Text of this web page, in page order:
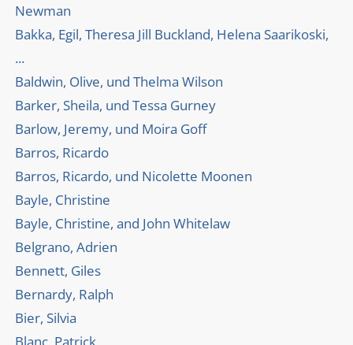
Newman
Bakka, Egil, Theresa Jill Buckland, Helena Saarikoski,
...
Baldwin, Olive, und Thelma Wilson
Barker, Sheila, und Tessa Gurney
Barlow, Jeremy, und Moira Goff
Barros, Ricardo
Barros, Ricardo, und Nicolette Moonen
Bayle, Christine
Bayle, Christine, and John Whitelaw
Belgrano, Adrien
Bennett, Giles
Bernardy, Ralph
Bier, Silvia
Blanc, Patrick